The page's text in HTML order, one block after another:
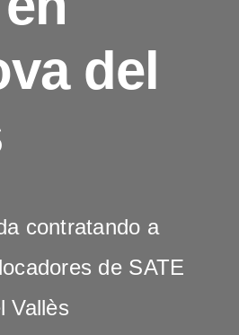
del
contratando a
de SATE
Vallès